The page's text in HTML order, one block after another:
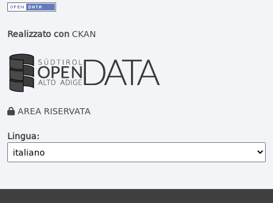
Realizzato conCKAN
AREA RISERVATA
Lingua